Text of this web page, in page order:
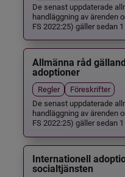
De senast uppdaterade
handläggning av ärenden
FS 2022:25) gäller sedan
Allmänna råd
adoptioner
Regler
Föreskrifter
De senast uppdaterade
handläggning av ärenden
FS 2022:25) gäller sedan
Internationell
socialtjänsten